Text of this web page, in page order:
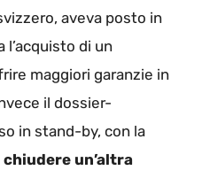
aveva posto in
l’acquisto di un
maggiori garanzie in
il dossier-
in stand-by, con la
un’altra